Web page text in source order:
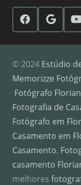
© 2024 Estúdio
Memorizze
Fotógrafo
Fotografia de
Fotógrafo em
Casamento em
Casamento,
casamento
melhores